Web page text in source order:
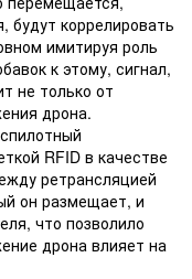
будут коррелировать
имитируя роль
к этому, сигнал,
не только от
дрона.
RFID в качестве
ретрансляцией
он размещает, и
что позволило
дрона влияет на